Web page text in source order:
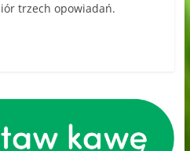
trzech opowiadań.